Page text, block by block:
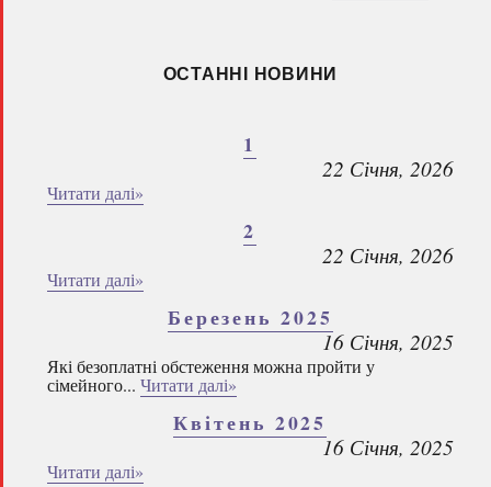
ОСТАННІ НОВИНИ
1
22 Січня, 2026
Читати далі»
2
22 Січня, 2026
Читати далі»
Березень 2025
16 Січня, 2025
Які безоплатні обстеження можна пройти у
сімейного... Читати далі»
Квітень 2025
16 Січня, 2025
Читати далі»